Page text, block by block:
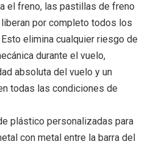
el freno, las pastillas de freno
por completo todos los
elimina cualquier riesgo de
durante el vuelo,
absoluta del vuelo y un
todas las condiciones de
plástico personalizadas para
con metal entre la barra del